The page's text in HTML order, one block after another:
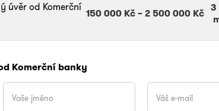
úvěr od Komerční
150 000 Kč – 2 500 000 Kč 3
Komerční banky